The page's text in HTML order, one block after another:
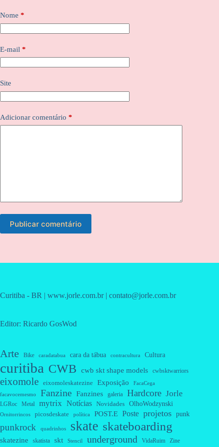
Nome *
E-mail *
Site
Adicionar comentário *
Publicar comentário
Curitiba - BR | www.jorle.com.br | contato@jorle.com.br
Editor: Ricardo GosWod
Arte Bike caradatabua cara da tábua contracultura Cultura
curitiba CWB cwb skt shape models cwbsktwarriors
eixomole eixomoleskatezine Exposição FacaCega
facavocemesmo Fanzine Fanzines galeria Hardcore Jorle
LGRoc Metal mytrix Notícias Novidades OlhoWodzynski
Ornitorrincos picosdeskate política POST.E Poste projetos punk
punkrock quadrinhos skate skateboarding
skatezine skatista skt Stencil underground VidaRuim Zine